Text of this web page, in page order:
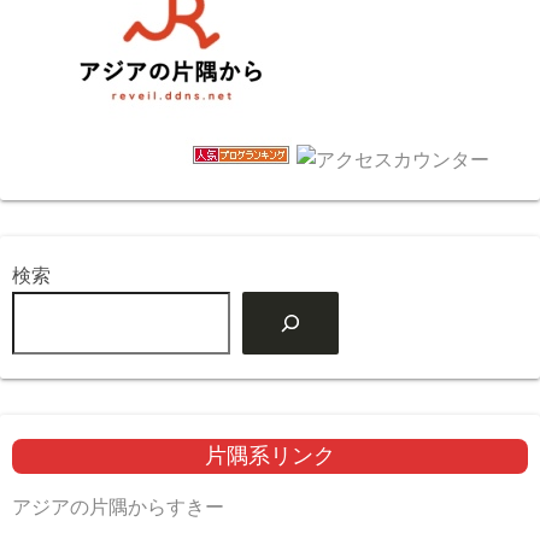
検索
片隅系リンク
アジアの片隅からすきー